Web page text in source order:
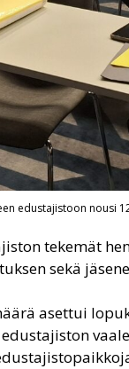
edustajistoon nousi
tekemät
sekä
asettui